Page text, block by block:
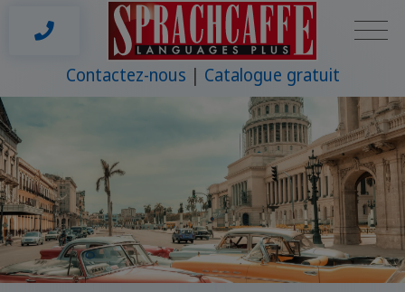
Contactez-nous Catalogue gratuit